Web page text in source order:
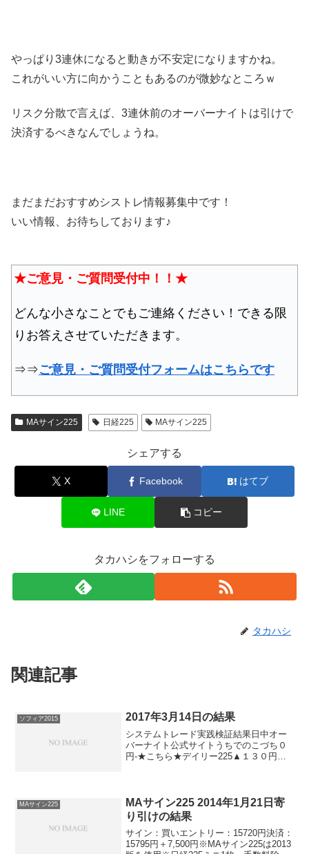
やっぱり3連休になると動きが不安定になりますかね。
これがいい方に向かうこともあるのが微妙なところｗ
リスク分散で言えば、3連休前のオーバーナイトは引けで
決済するべきなんでしょうね。
まだまだおすすめシストレ情報募集中です！
いい情報、お待ちしております♪
★ご意見・ご質問受付中！！★
どんな小さなことでもご連絡ください！できる限
りお答えさせていただきます。
⇒⇒ご意見・ご質問受付フォームはこちらです
MAサイン225 日経225 MAサイン225
シェアする
X Facebook はてブ
LINE コピー
タカハシをフォローする
タカハシ
関連記事
ソフィア2015 2017年3月14日の結果
システムトレード実践検証結果日中オー
バーナイト公式サイトうちでのこづち０
円-★こちら★デイリー225▲１３０円ソ
2016...
MAサイン225
MAサイン225 2014年1月21日寄
り引けの結果
サイン：買いエントリー：15720円決済：
15795円＋7,500円※MAサイン225は2013